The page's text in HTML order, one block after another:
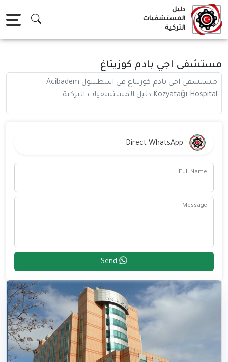
Skip
content
دليل
المستشفيات
التركية
مستشفى اجي بادم كوزيتاغ
مستشفى اجي بادم كوزيتاغ في اسطنبول Acibadem
Kozyatağı Hospital دليل المستشفيات التركية
Full Name
Message